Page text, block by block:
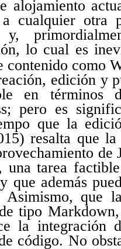
alojamiento
a cualquier otra
y,
lo cual es
contenido como
edición y
en
pero es
que la
resalta que
una tarea
que además
Asimismo, que
tipo
la integración
código. No